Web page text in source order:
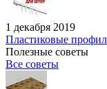
1 декабря 2019
Пластиковые
Полезные советы
Все советы